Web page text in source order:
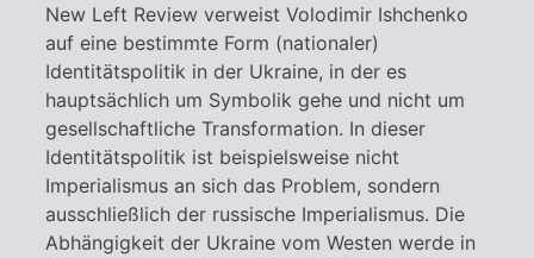
New Left Review verweist Volodimir Ishchenko
auf eine bestimmte Form (nationaler)
Identitätspolitik in der Ukraine, in der es
hauptsächlich um Symbolik gehe und nicht um
gesellschaftliche Transformation. In dieser
Identitätspolitik ist beispielsweise nicht
Imperialismus an sich das Problem, sondern
ausschließlich der russische Imperialismus. Die
Abhängigkeit der Ukraine vom Westen werde in